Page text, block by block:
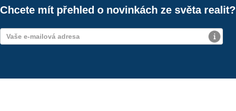
Chcete mít přehled o novinkách ze světa realit?